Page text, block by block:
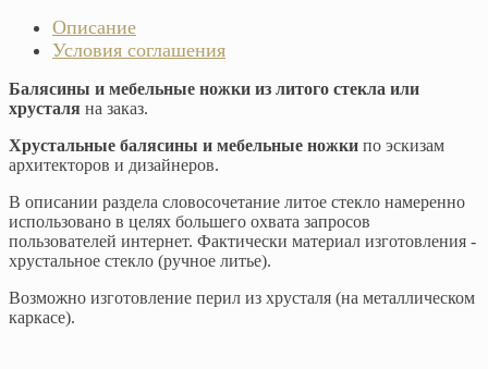
Описание
Условия соглашения
Балясины и мебельные ножки из литого стекла или
хрусталя на заказ.
Хрустальные балясины и мебельные ножки по эскизам
архитекторов и дизайнеров.
В описании раздела словосочетание литое стекло намеренно
использовано в целях большего охвата запросов
пользователей интернет. Фактически материал изготовления -
хрустальное стекло (ручное литье).
Возможно изготовление перил из хрусталя (на металлическом
каркасе).